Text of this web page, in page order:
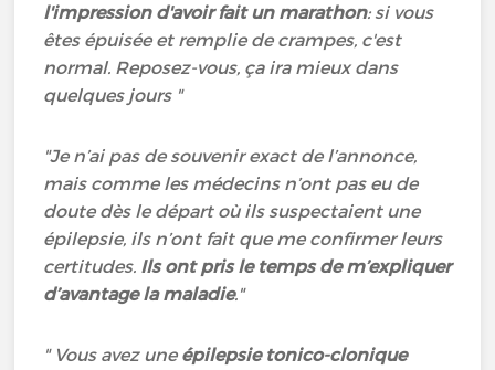
l'impression d'avoir fait un marathon: si vous
êtes épuisée et remplie de crampes, c'est
normal. Reposez-vous, ça ira mieux dans
quelques jours "
"Je n’ai pas de souvenir exact de l’annonce,
mais comme les médecins n’ont pas eu de
doute dès le départ où ils suspectaient une
épilepsie, ils n’ont fait que me confirmer leurs
certitudes. Ils ont pris le temps de m’expliquer
d’avantage la maladie."
" Vous avez une épilepsie tonico-clonique